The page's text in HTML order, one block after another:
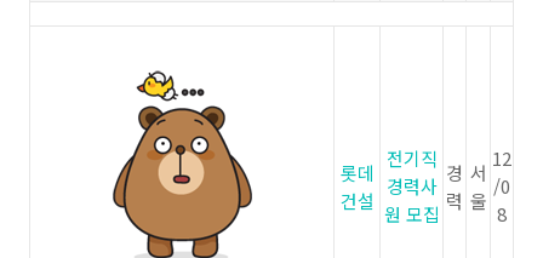
롯데
건설
전기직
경력사
원 모집
경
력
서
울
12
/0
8